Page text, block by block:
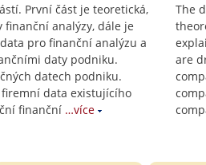
První část je teoretická,
finanční analýzy, dále je
pro finanční analýzu a
daty podniku.
datech podniku.
data existujícího
finanční …více
The
are